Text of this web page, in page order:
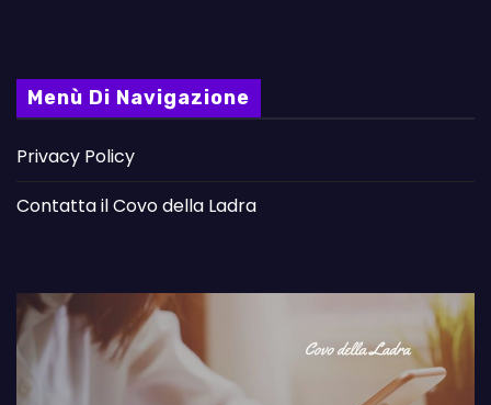
Menù Di Navigazione
Privacy Policy
Contatta il Covo della Ladra